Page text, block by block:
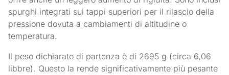
spurghi integrati sui tappi superiori per il rilascio della
pressione dovuta a cambiamenti di altitudine o
temperatura.
Il peso dichiarato di partenza è di 2695 g (circa 6,06
libbre). Questo la rende significativamente più pesante